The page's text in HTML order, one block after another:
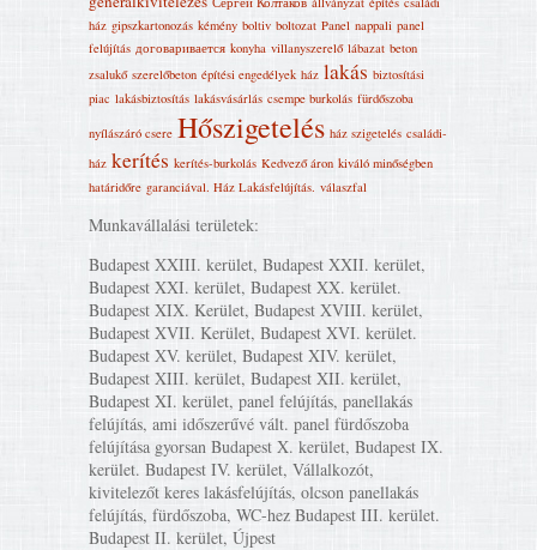
ház gipszkartonozás kémény boltiv boltozat Panel nappali panel
felújítás договаривается konyha villanyszerelő lábazat beton
zsalukő szerelőbeton építési engedélyek ház lakás biztosítási
piac lakásbiztosítás lakásvásárlás csempe burkolás fürdőszoba
nyílászáró csere Hőszigetelés ház szigetelés családi-
ház kerítés kerítés-burkolás Kedvező áron kiváló minőségben
határidőre garanciával. Ház Lakásfelújítás‎. válaszfal
Munkavállalási területek:
Budapest XXIII. kerület, Budapest XXII. kerület,
Budapest XXI. kerület, Budapest XX. kerület.
Budapest XIX. Kerület, Budapest XVIII. kerület,
Budapest XVII. Kerület, Budapest XVI. kerület.
Budapest XV. kerület, Budapest XIV. kerület,
Budapest XIII. kerület, Budapest XII. kerület,
Budapest XI. kerület, panel felújítás, panellakás
felújítás, ami időszerűvé vált. panel fürdőszoba
felújítása gyorsan Budapest X. kerület, Budapest IX.
kerület. Budapest IV. kerület, Vállalkozót,
kivitelezőt keres lakásfelújítás, olcson panellakás
felújítás, fürdőszoba, WC-hez Budapest III. kerület.
Budapest II. kerület, Újpest